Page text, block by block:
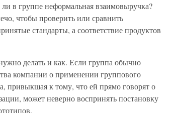
в группе неформальная взаимовыручка?
чтобы проверить или сравнить
стандарты, а соответствие продуктов
делать и как. Если группа обычно
компании о применении группового
привыкшая к тому, что ей прямо говорят о
может неверно воспринять постановку